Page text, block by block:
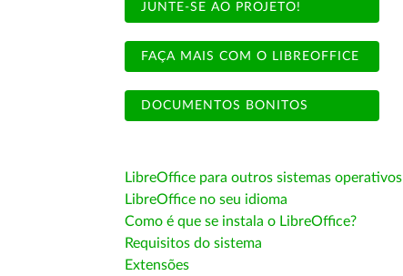
JUNTE-SE AO PROJETO!
FAÇA MAIS COM O LIBREOFFICE
DOCUMENTOS BONITOS
LibreOffice para outros sistemas operativos
LibreOffice no seu idioma
Como é que se instala o LibreOffice?
Requisitos do sistema
Extensões